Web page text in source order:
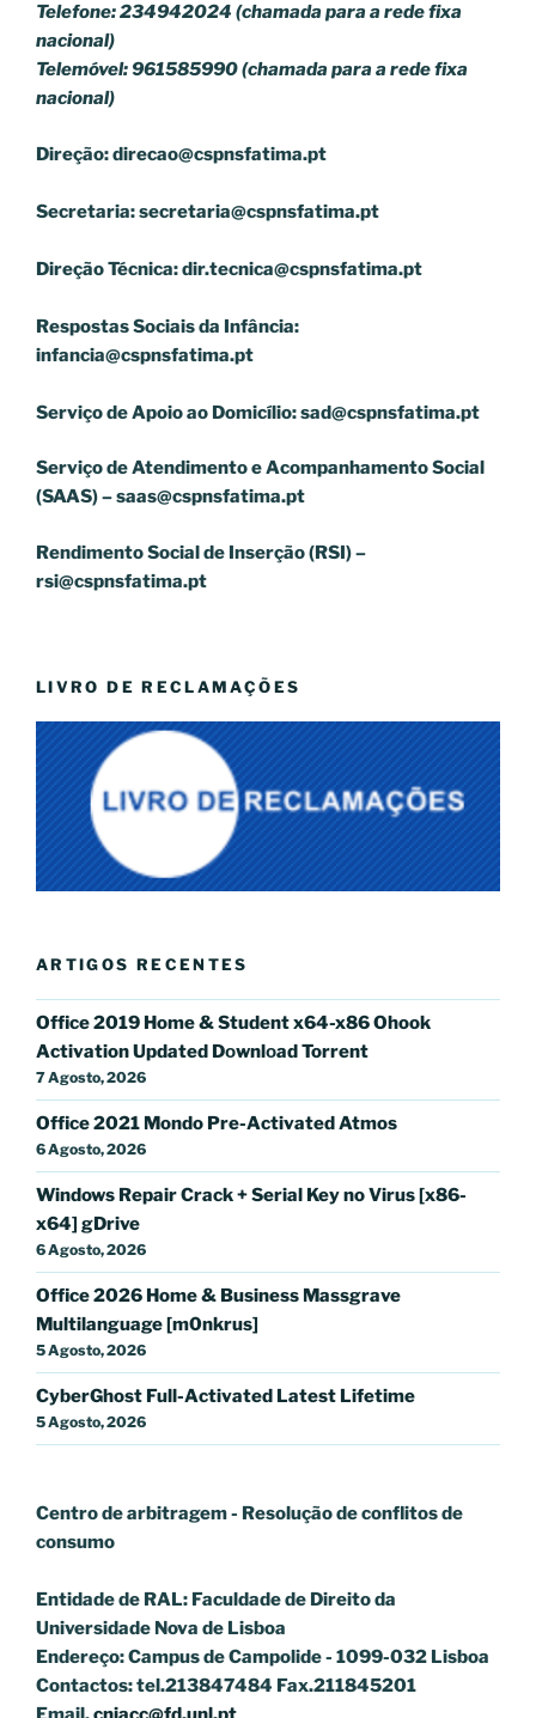
Telefone: 234942024 (chamada para a rede fixa
nacional)
Telemóvel: 961585990 (chamada para a rede fixa
nacional)
Direção:direcao@cspnsfatima.pt
Secretaria:secretaria@cspnsfatima.pt
Direção Técnica:dir.tecnica@cspnsfatima.pt
Respostas Sociais da Infância:
infancia@cspnsfatima.pt
Serviço de Apoio ao Domicílio:sad@cspnsfatima.pt
Serviço de Atendimento e Acompanhamento Social
(SAAS) –saas@cspnsfatima.pt
Rendimento Social de Inserção (RSI) –
rsi@cspnsfatima.pt
LIVRO DE RECLAMAÇÕES
ARTIGOS RECENTES
Office 2019 Home & Student x64-x86 Ohook
Activation Updated Dоwnlоad Torrent
7 Agosto, 2026
Office 2021 Mondo Pre-Activated Atmos
6 Agosto, 2026
Windows Repair Crack + Serial Key no Virus [x86-
x64] gDrive
6 Agosto, 2026
Office 2026 Home & Business Massgrave
Multilanguage [m0nkrus]
5 Agosto, 2026
CyberGhost Full-Activated Latest Lifetime
5 Agosto, 2026
Centro de arbitragem - Resolução de conflitosde
consumo
Entidade de RAL: Faculdade de Direito da
Universidade Nova de Lisboa
Endereço: Campus de Campolide - 1099-032 Lisboa
Contactos: tel.213847484 Fax.211845201